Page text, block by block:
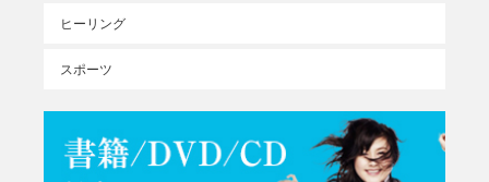
ヒーリング
スポーツ